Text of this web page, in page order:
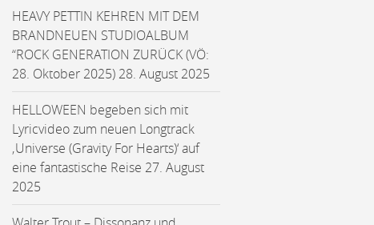
HEAVY PETTIN KEHREN MIT DEM
BRANDNEUEN STUDIOALBUM
“ROCK GENERATION ZURÜCK (VÖ:
28. Oktober 2025) 28. August 2025
HELLOWEEN begeben sich mit
Lyricvideo zum neuen Longtrack
‚Universe (Gravity For Hearts)‘ auf
eine fantastische Reise 27. August
2025